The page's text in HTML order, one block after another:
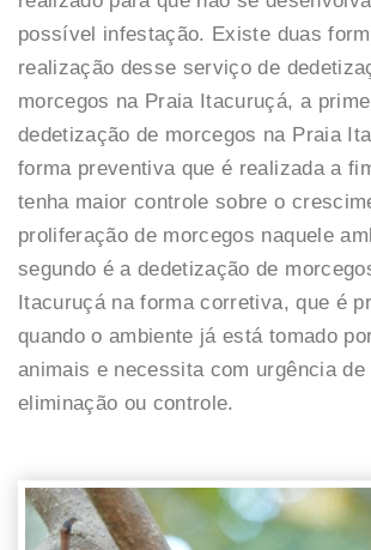
possível infestação. Existe duas
realização desse serviço de
morcegos na Praia Itacuruçá, a
dedetização de morcegos na Praia
forma preventiva que é realizada a
tenha maior controle sobre o
proliferação de morcegos naquele
segundo é a dedetização de
Itacuruçá na forma corretiva, que é
quando o ambiente já está tomado
animais e necessita com urgência de
eliminação ou controle.